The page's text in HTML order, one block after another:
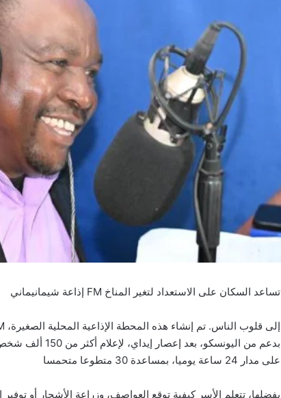
إذاعة شيمانيماني FM تساعد السكان على الاستعداد لتغير المناخ
بدعم من
على مدار 24 ساعة يوميا، بمساعدة 30 متطوعا متحمسا
بفضلها، تتعلم الأسر كيفية توقع العواصف، وزراعة الأشجار أو